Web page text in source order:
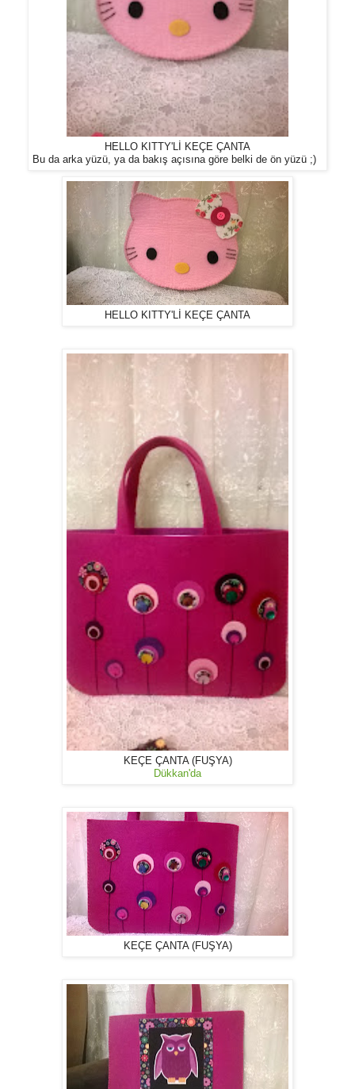
HELLO KITTY'Lİ KEÇE ÇANTA
Bu da arka yüzü, ya da bakış açısına göre belki de ön yüzü ;)
HELLO KITTY'Lİ KEÇE ÇANTA
KEÇE ÇANTA (FUŞYA)
Dükkan'da
KEÇE ÇANTA (FUŞYA)